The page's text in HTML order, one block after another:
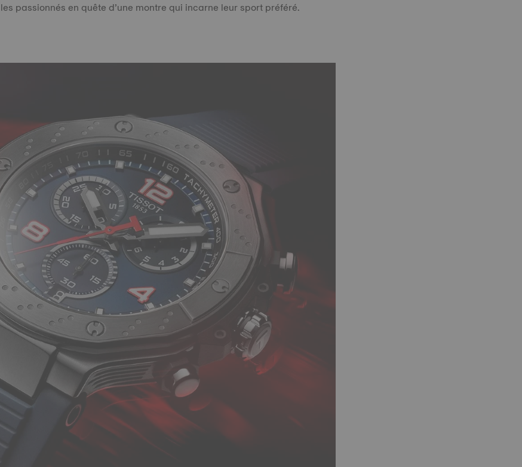
passionnés en quête d’une montre qui incarne leur sport préféré.